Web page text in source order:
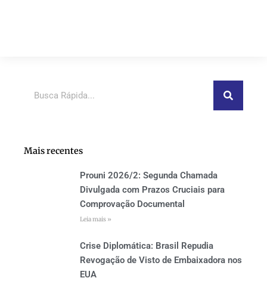
Mais recentes
Prouni 2026/2: Segunda Chamada
Divulgada com Prazos Cruciais para
Comprovação Documental
Leia mais »
Crise Diplomática: Brasil Repudia
Revogação de Visto de Embaixadora nos
EUA